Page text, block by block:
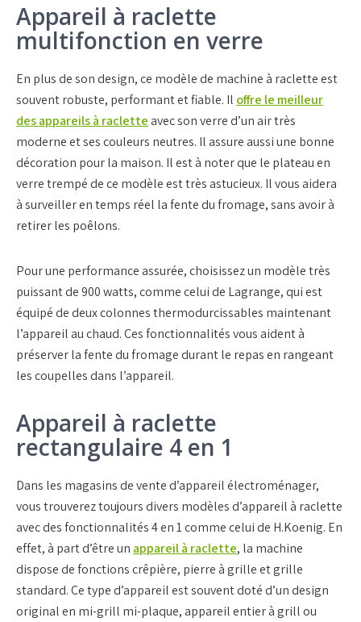
Appareil à raclette
multifonction en verre
En plus de son design, ce modèle de machine à raclette est
souvent robuste, performant et fiable. Il offre le meilleur
des appareils à racletteavec son verre d’un air très
moderne et ses couleurs neutres. Il assure aussi une bonne
décoration pour la maison. Il est à noter que le plateau en
verre trempé de ce modèle est très astucieux. Il vous aidera
à surveiller en temps réel la fente du fromage, sans avoir à
retirer les poêlons.
Pour une performance assurée, choisissez un modèle très
puissant de 900 watts, comme celui de Lagrange, qui est
équipé de deux colonnes thermodurcissables maintenant
l’appareil au chaud. Ces fonctionnalités vous aident à
préserver la fente du fromage durant le repas en rangeant
les coupelles dans l’appareil.
Appareil à raclette
rectangulaire 4 en 1
Dans les magasins de vente d’appareil électroménager,
vous trouverez toujours divers modèles d’appareil à raclette
avec des fonctionnalités 4 en 1 comme celui de H.Koenig. En
effet, à part d’être un appareil à raclette, la machine
dispose de fonctions crêpière, pierre à grille et grille
standard. Ce type d’appareil est souvent doté d’un design
original en mi-grill mi-plaque, appareil entier à grill ou